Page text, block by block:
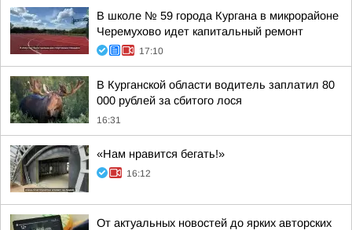
В школе № 59 города Кургана в микрорайоне
Черемухово идет капитальный ремонт
17:10
В Курганской области водитель заплатил 80
000 рублей за сбитого лося
16:31
«Нам нравится бегать!»
16:12
От актуальных новостей до ярких авторских